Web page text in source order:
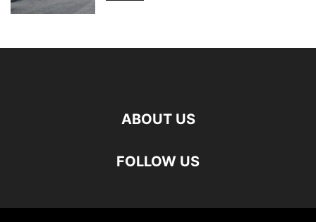
ABOUT US
FOLLOW US